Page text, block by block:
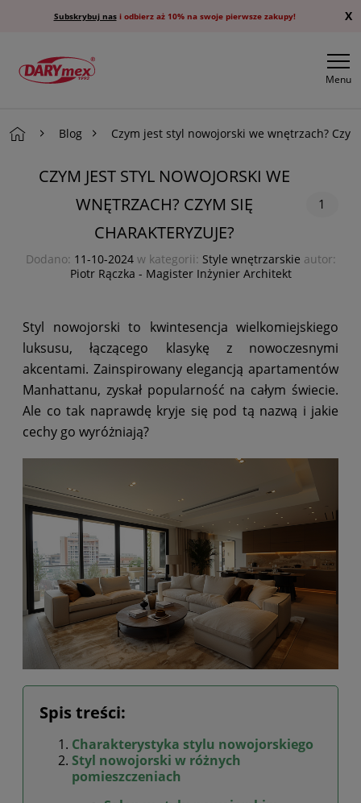
Subskrybuj nasi odbierz aż 10% na swoje pierwsze zakupy! X
Menu
Blog Czym jest styl nowojorski we wnętrzach?
CZYM JEST STYL NOWOJORSKI WE
WNĘTRZACH? CZYM SIĘ
CHARAKTERYZUJE?
1
Dodano: 11-10-2024w kategorii: Style wnętrzarskie autor:
Piotr Rączka - Magister Inżynier Architekt
Styl nowojorski to kwintesencja wielkomiejskiego
luksusu, łączącego klasykę z nowoczesnymi
akcentami. Zainspirowany elegancją apartamentów
Manhattanu, zyskał popularność na całym świecie.
Ale co tak naprawdę kryje się pod tą nazwą i jakie
cechy go wyróżniają?
Spis treści:
Charakterystyka stylu nowojorskiego
Styl nowojorski w różnych
pomieszczeniach